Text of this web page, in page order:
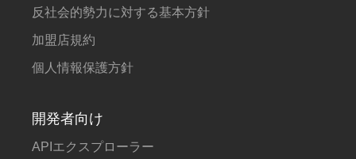
反社会的勢力に対する基本方針
加盟店規約
個人情報保護方針
開発者向け
APIエクスプローラー